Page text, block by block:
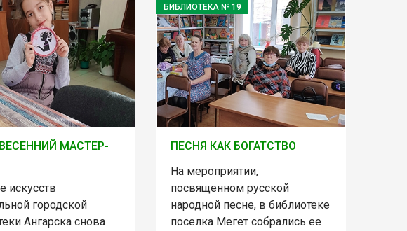
МАСТЕР-
искусств
городской
Ангарска снова
БИБЛИОТЕКА № 19
ПЕСНЯ КАК БОГАТСТВО
На мероприятии,
посвященном русской
народной песне, в библиотеке
поселка Мегет собрались ее